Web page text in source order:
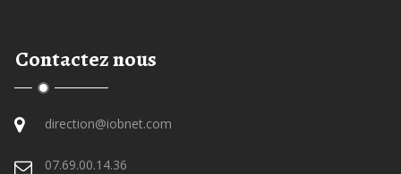
Contactez nous
direction@iobnet.com
07.69.00.14.36